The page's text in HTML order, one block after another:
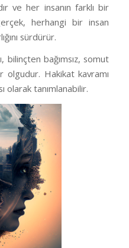
ve her insanın farklı bir
herhangi bir insan
sürdürür.
bilinçten bağımsız, somut
Hakikat kavramı
olarak tanımlanabilir.